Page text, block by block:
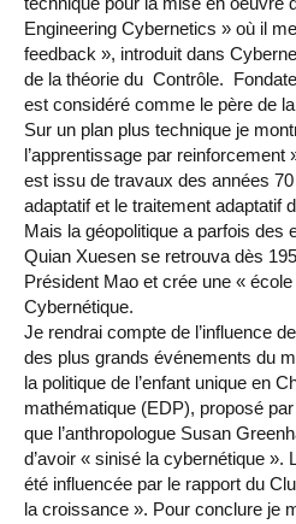
Data & MLops
Intelligence
Artificielle
multimodale et
autonome
technique pour la mise en oeuvre
Engineering Cybernetics » où il
feedback », introduit dans
de la théorie du Contrôle.
est considéré comme le père de
Sur un plan plus technique je
l’apprentissage par reinforcement
est issu de travaux des années
adaptatif et le traitement adaptatif
Mais la géopolitique a parfois des
Quian Xuesen se retrouva dès
Président Mao et crée une «
Cybernétique.
Je rendrai compte de l’influence
des plus grands événements du
la politique de l’enfant unique en
mathématique (EDP), proposé
que l’anthropologue Susan
d’avoir « sinisé la cybernétique ».
été influencée par le rapport du
la croissance ». Pour conclure je